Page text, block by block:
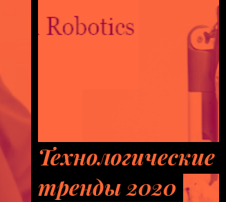
Технологические
тренды 2020